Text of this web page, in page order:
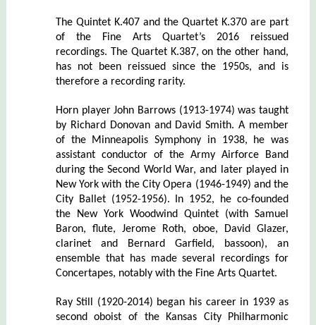
The Quintet K.407 and the Quartet K.370 are part
of the Fine Arts Quartet’s 2016 reissued
recordings. The Quartet K.387, on the other hand,
has not been reissued since the 1950s, and is
therefore a recording rarity.
Horn player John Barrows (1913-1974) was taught
by Richard Donovan and David Smith. A member
of the Minneapolis Symphony in 1938, he was
assistant conductor of the Army Airforce Band
during the Second World War, and later played in
New York with the City Opera (1946-1949) and the
City Ballet (1952-1956). In 1952, he co-founded
the New York Woodwind Quintet (with Samuel
Baron, flute, Jerome Roth, oboe, David Glazer,
clarinet and Bernard Garfield, bassoon), an
ensemble that has made several recordings for
Concertapes, notably with the Fine Arts Quartet.
Ray Still (1920-2014) began his career in 1939 as
second oboist of the Kansas City Philharmonic